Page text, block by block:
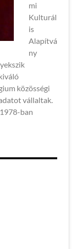
mi
Kulturál
is
Alapítvá
ny
közösségi
vállaltak.
ban